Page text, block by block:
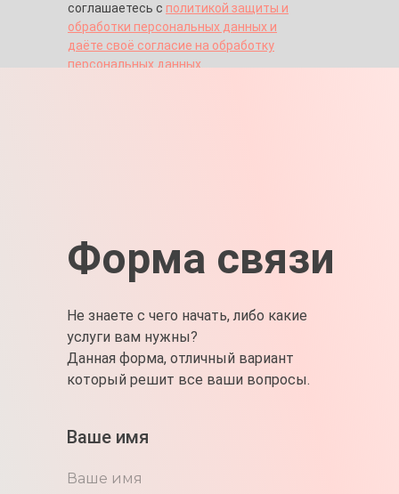
соглашаетесь с политикой защиты и
обработки персональных данных и
даёте своё согласие на обработку
персональных данных
Форма связи
Не знаете с чего начать, либо какие
услуги вам нужны?
Данная форма, отличный вариант
который решит все ваши вопросы.
Ваше имя